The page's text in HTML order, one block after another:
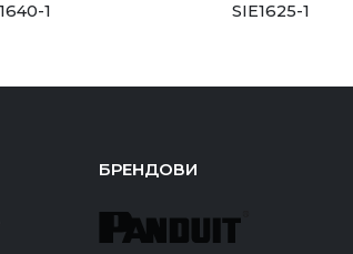
1 SIE1625-1
БРЕНДОВИ